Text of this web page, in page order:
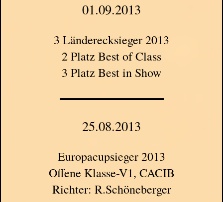
01.09.2013
3 Länderecksieger 2013
2 Platz Best of Class
3 Platz Best in Show
25.08.2013
Europacupsieger 2013
Offene Klasse-V1, CACIB
Richter: R.Schöneberger